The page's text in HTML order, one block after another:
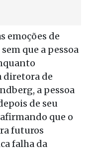
emoções de
que a pessoa
diretora de
a pessoa
de seu
que o
futuros
falha da